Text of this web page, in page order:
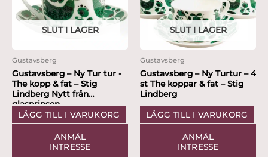
SLUT I LAGER
Gustavsberg
Gustavsberg – Ny Tur tur -
The kopp & fat – Stig
Lindberg Nytt från
glasprinsen
LÄGG TILL I VARUKORG
ANMÄL
INTRESSE
SLUT I LAGER
Gustavsberg
Gustavsberg – Ny Turtur – 4
st The koppar & fat – Stig
Lindberg
LÄGG TILL I VARUKORG
ANMÄL
INTRESSE